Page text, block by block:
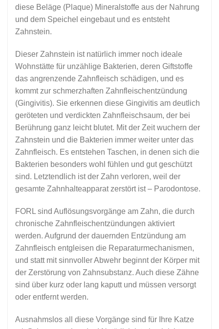
diese Beläge (Plaque) Mineralstoffe aus der Nahrung
und dem Speichel eingebaut und es entsteht
Zahnstein.
Dieser Zahnstein ist natürlich immer noch ideale
Wohnstätte für unzählige Bakterien, deren Giftstoffe
das angrenzende Zahnfleisch schädigen, und es
kommt zur schmerzhaften Zahnfleischentzündung
(Gingivitis). Sie erkennen diese Gingivitis am deutlich
geröteten und verdickten Zahnfleischsaum, der bei
Berührung ganz leicht blutet. Mit der Zeit wuchern der
Zahnstein und die Bakterien immer weiter unter das
Zahnfleisch. Es entstehen Taschen, in denen sich die
Bakterien besonders wohl fühlen und gut geschützt
sind. Letztendlich ist der Zahn verloren, weil der
gesamte Zahnhalteapparat zerstört ist – Parodontose.
FORL sind Auflösungsvorgänge am Zahn, die durch
chronische Zahnfleischentzündungen aktiviert
werden. Aufgrund der dauernden Entzündung am
Zahnfleisch entgleisen die Reparaturmechanismen,
und statt mit sinnvoller Abwehr beginnt der Körper mit
der Zerstörung von Zahnsubstanz. Auch diese Zähne
sind über kurz oder lang kaputt und müssen versorgt
oder entfernt werden.
Ausnahmslos all diese Vorgänge sind für Ihre Katze